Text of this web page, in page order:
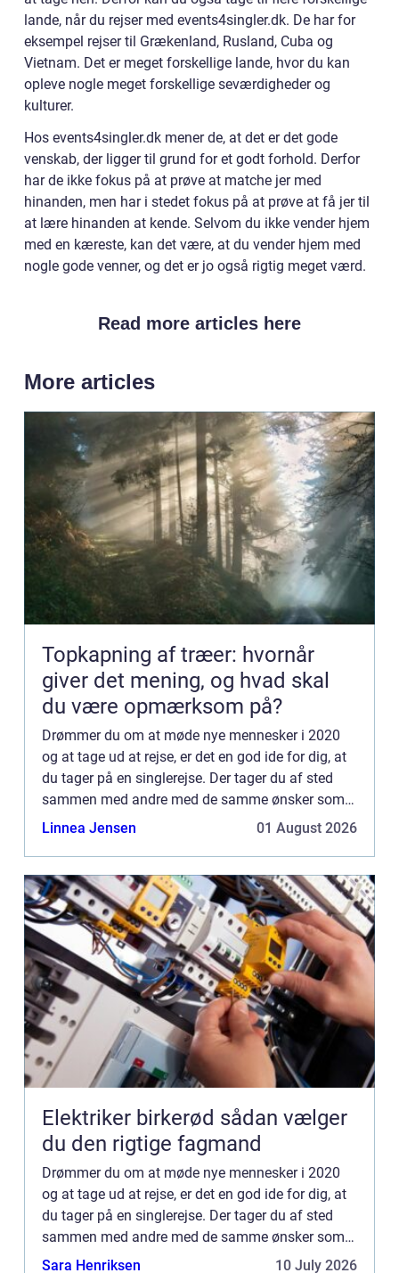
lande, når du rejser med events4singler.dk. De har for
eksempel rejser til Grækenland, Rusland, Cuba og
Vietnam. Det er meget forskellige lande, hvor du kan
opleve nogle meget forskellige seværdigheder og
kulturer.
Hos events4singler.dk mener de, at det er det gode
venskab, der ligger til grund for et godt forhold. Derfor
har de ikke fokus på at prøve at matche jer med
hinanden, men har i stedet fokus på at prøve at få jer til
at lære hinanden at kende. Selvom du ikke vender hjem
med en kæreste, kan det være, at du vender hjem med
nogle gode venner, og det er jo også rigtig meget værd.
Read more articles here
More articles
Topkapning af træer: hvornår
giver det mening, og hvad skal
du være opmærksom på?
Drømmer du om at møde nye mennesker i 2020
og at tage ud at rejse, er det en god ide for dig, at
du tager på en singlerejse. Der tager du af sted
sammen med andre med de samme ønsker som
dig. Måske tænker du, at...
Linnea Jensen 01 August 2026
Elektriker birkerød sådan vælger
du den rigtige fagmand
Drømmer du om at møde nye mennesker i 2020
og at tage ud at rejse, er det en god ide for dig, at
du tager på en singlerejse. Der tager du af sted
sammen med andre med de samme ønsker som
dig. Måske tænker du, at...
Sara Henriksen 10 July 2026